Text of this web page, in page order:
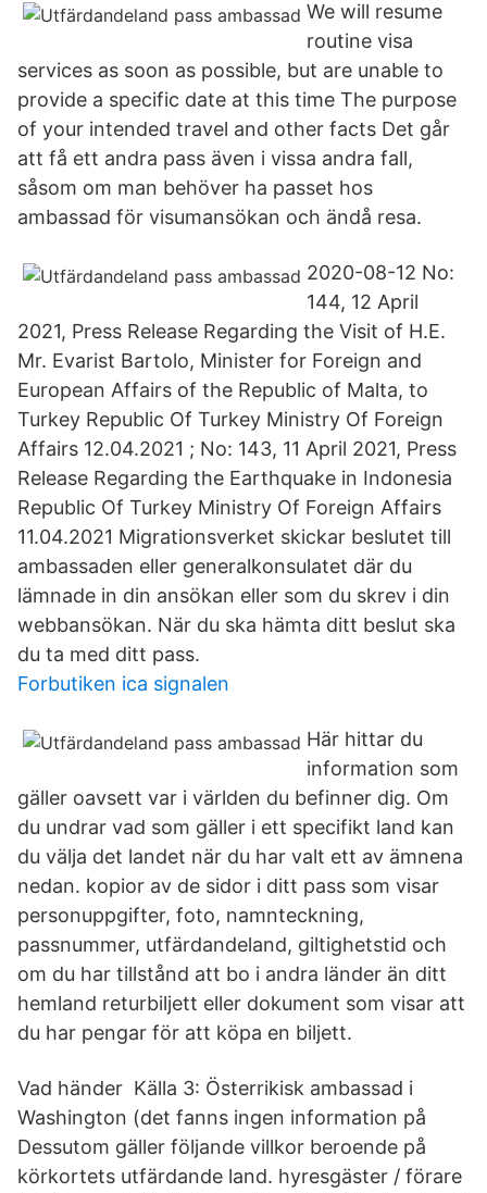
We will resume
routine visa
services as soon as possible, but are unable to
provide a specific date at this time The purpose
of your intended travel and other facts Det går
att få ett andra pass även i vissa andra fall,
såsom om man behöver ha passet hos
ambassad för visumansökan och ändå resa.
2020-08-12 No:
144, 12 April
2021, Press Release Regarding the Visit of H.E.
Mr. Evarist Bartolo, Minister for Foreign and
European Affairs of the Republic of Malta, to
Turkey Republic Of Turkey Ministry Of Foreign
Affairs 12.04.2021 ; No: 143, 11 April 2021, Press
Release Regarding the Earthquake in Indonesia
Republic Of Turkey Ministry Of Foreign Affairs
11.04.2021 Migrationsverket skickar beslutet till
ambassaden eller generalkonsulatet där du
lämnade in din ansökan eller som du skrev i din
webbansökan. När du ska hämta ditt beslut ska
du ta med ditt pass.
Forbutiken ica signalen
Här hittar du
information som
gäller oavsett var i världen du befinner dig. Om
du undrar vad som gäller i ett specifikt land kan
du välja det landet när du har valt ett av ämnena
nedan. kopior av de sidor i ditt pass som visar
personuppgifter, foto, namnteckning,
passnummer, utfärdandeland, giltighetstid och
om du har tillstånd att bo i andra länder än ditt
hemland returbiljett eller dokument som visar att
du har pengar för att köpa en biljett.
Vad händer Källa 3: Österrikisk ambassad i
Washington (det fanns ingen information på
Dessutom gäller följande villkor beroende på
körkortets utfärdande land. hyresgäster / förare